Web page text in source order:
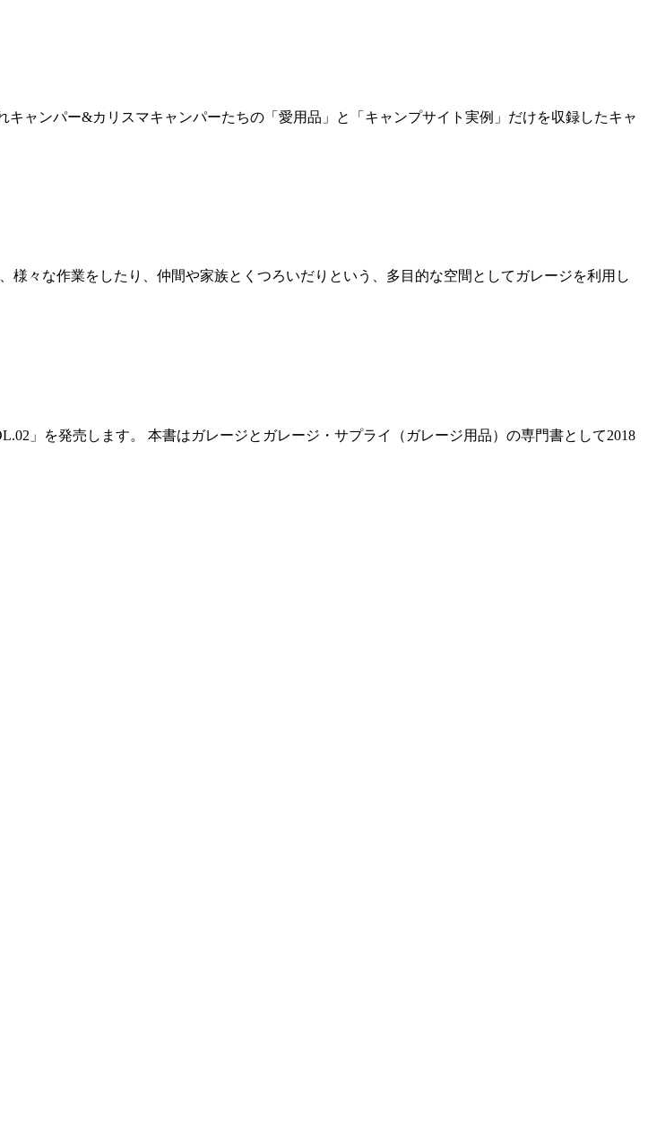
ャンパー&カリスマキャンパーたちの「愛用品」と「キャンプサイト実例」だけを収録したキャ
様々な作業をしたり、仲間や家族とくつろいだりという、多目的な空間としてガレージを利用し
」を発売します。 本書はガレージとガレージ・サプライ（ガレージ用品）の専門書として2018